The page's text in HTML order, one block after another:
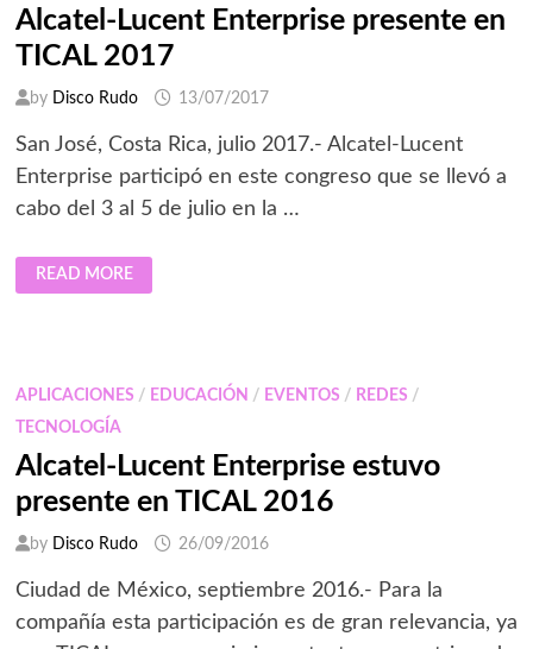
Alcatel-Lucent Enterprise presente en
TICAL 2017
by Disco Rudo 13/07/2017
San José, Costa Rica, julio 2017.- Alcatel-Lucent
Enterprise participó en este congreso que se llevó a
cabo del 3 al 5 de julio en la …
ALCATEL-
LUCENT
ENTERPRISE
READ MORE
APLICACIONES / EDUCACIÓN / EVENTOS / REDES /
TECNOLOGÍA
Alcatel-Lucent Enterprise estuvo
presente en TICAL 2016
by Disco Rudo 26/09/2016
Ciudad de México, septiembre 2016.- Para la
compañía esta participación es de gran relevancia, ya